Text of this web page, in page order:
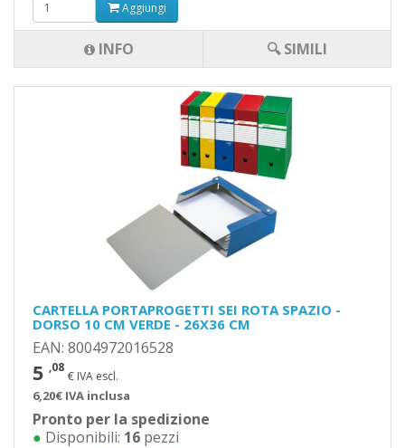
Aggiungi
INFO 🔍 SIMILI
CARTELLA PORTAPROGETTI SEI ROTA SPAZIO -
DORSO 10 CM VERDE - 26X36 CM
EAN: 8004972016528
5 ,08
€ IVA escl.
6,20€ IVA inclusa
Pronto per la spedizione
● Disponibili: 16 pezzi